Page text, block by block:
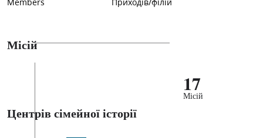
Members Приходів/філій
Місій
17
Місій
Центрів сімейної історії